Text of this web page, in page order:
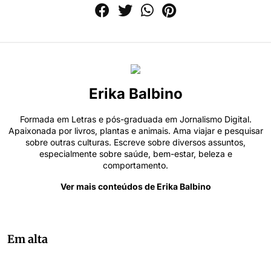
Erika Balbino
Formada em Letras e pós-graduada em Jornalismo Digital.
Apaixonada por livros, plantas e animais. Ama viajar e pesquisar
sobre outras culturas. Escreve sobre diversos assuntos,
especialmente sobre saúde, bem-estar, beleza e
comportamento.
Ver mais conteúdos de Erika Balbino
Em alta